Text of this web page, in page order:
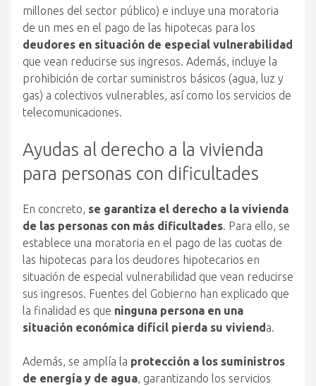
millones del sector público) e incluye una moratoria
de un mes en el pago de las hipotecas para los
deudores en situación de especial vulnerabilidad
que vean reducirse sus ingresos. Además, incluye la
prohibición de cortar suministros básicos (agua, luz y
gas) a colectivos vulnerables, así como los servicios de
telecomunicaciones.
Ayudas al derecho a la vivienda
para personas con dificultades
En concreto, se garantiza el derecho a la vivienda
de las personas con más dificultades. Para ello, se
establece una moratoria en el pago de las cuotas de
las hipotecas para los deudores hipotecarios en
situación de especial vulnerabilidad que vean reducirse
sus ingresos. Fuentes del Gobierno han explicado que
la finalidad es que ninguna persona en una
situación económica difícil pierda su vivienda.
Además, se amplía la protección a los suministros
de energía y de agua, garantizando los servicios